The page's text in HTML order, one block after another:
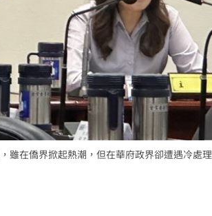
獎超「爸」氣 12:00
壇9/12登場！ 10:30
掀足球熱潮 10:00
美食！ 18:15
雖在僑界掀起熱潮，但在華府政界卻遭遇冷處